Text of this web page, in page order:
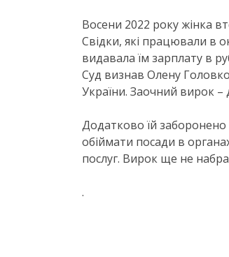
Восени 2022 року жінка
Свідки, які працювали в
видавала їм зарплату в
Суд визнав Олену
України. Заочний вирок –
Додатково їй заборонено
обіймати посади в
послуг. Вирок ще не
.